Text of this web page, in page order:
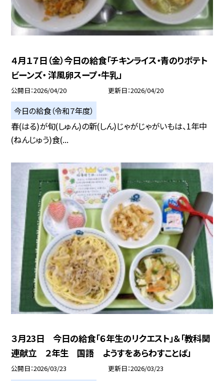
４月１７日（金）今日の給食「チキンライス・青のりポテト
ビーンズ・ 洋風卵スープ・牛乳」
公開日 2026/04/20 更新日 2026/04/20
今日の給食（令和７年度）
春(はる)が旬(しゅん)の新(しん)じゃがじゃがいもは、1年中
(ねんじゅう)食(...
３月23日 今日の給食「６年生のリクエスト」＆「教科関
連献立 ２年生 国語 ようすをあらわすことば」
公開日 2026/03/23 更新日 2026/03/23